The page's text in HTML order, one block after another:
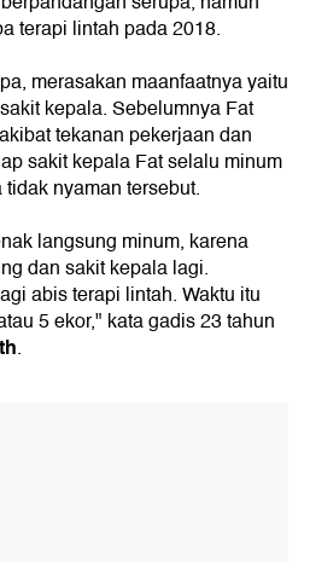
terapi lintah pada 2018.
merasakan maanfaatnya yaitu
kepala. Sebelumnya Fat
tekanan pekerjaan dan
sakit kepala Fat selalu minum
nyaman tersebut.
langsung minum, karena
dan sakit kepala lagi.
abis terapi lintah. Waktu itu
5 ekor," kata gadis 23 tahun
.